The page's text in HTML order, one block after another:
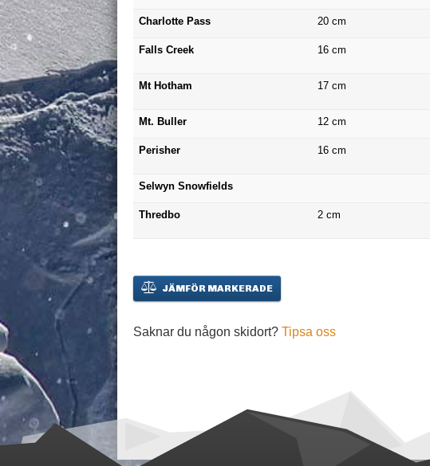
Charlotte Pass 20 cm
Falls Creek 16 cm
Mt Hotham 17 cm
Mt. Buller 12 cm
Perisher 16 cm
Selwyn Snowfields
Thredbo 2 cm
JÄMFÖR MARKERADE
Saknar du någon skidort? Tipsa oss